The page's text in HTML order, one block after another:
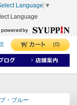
Language ▼
Language
(0)
・ブルー